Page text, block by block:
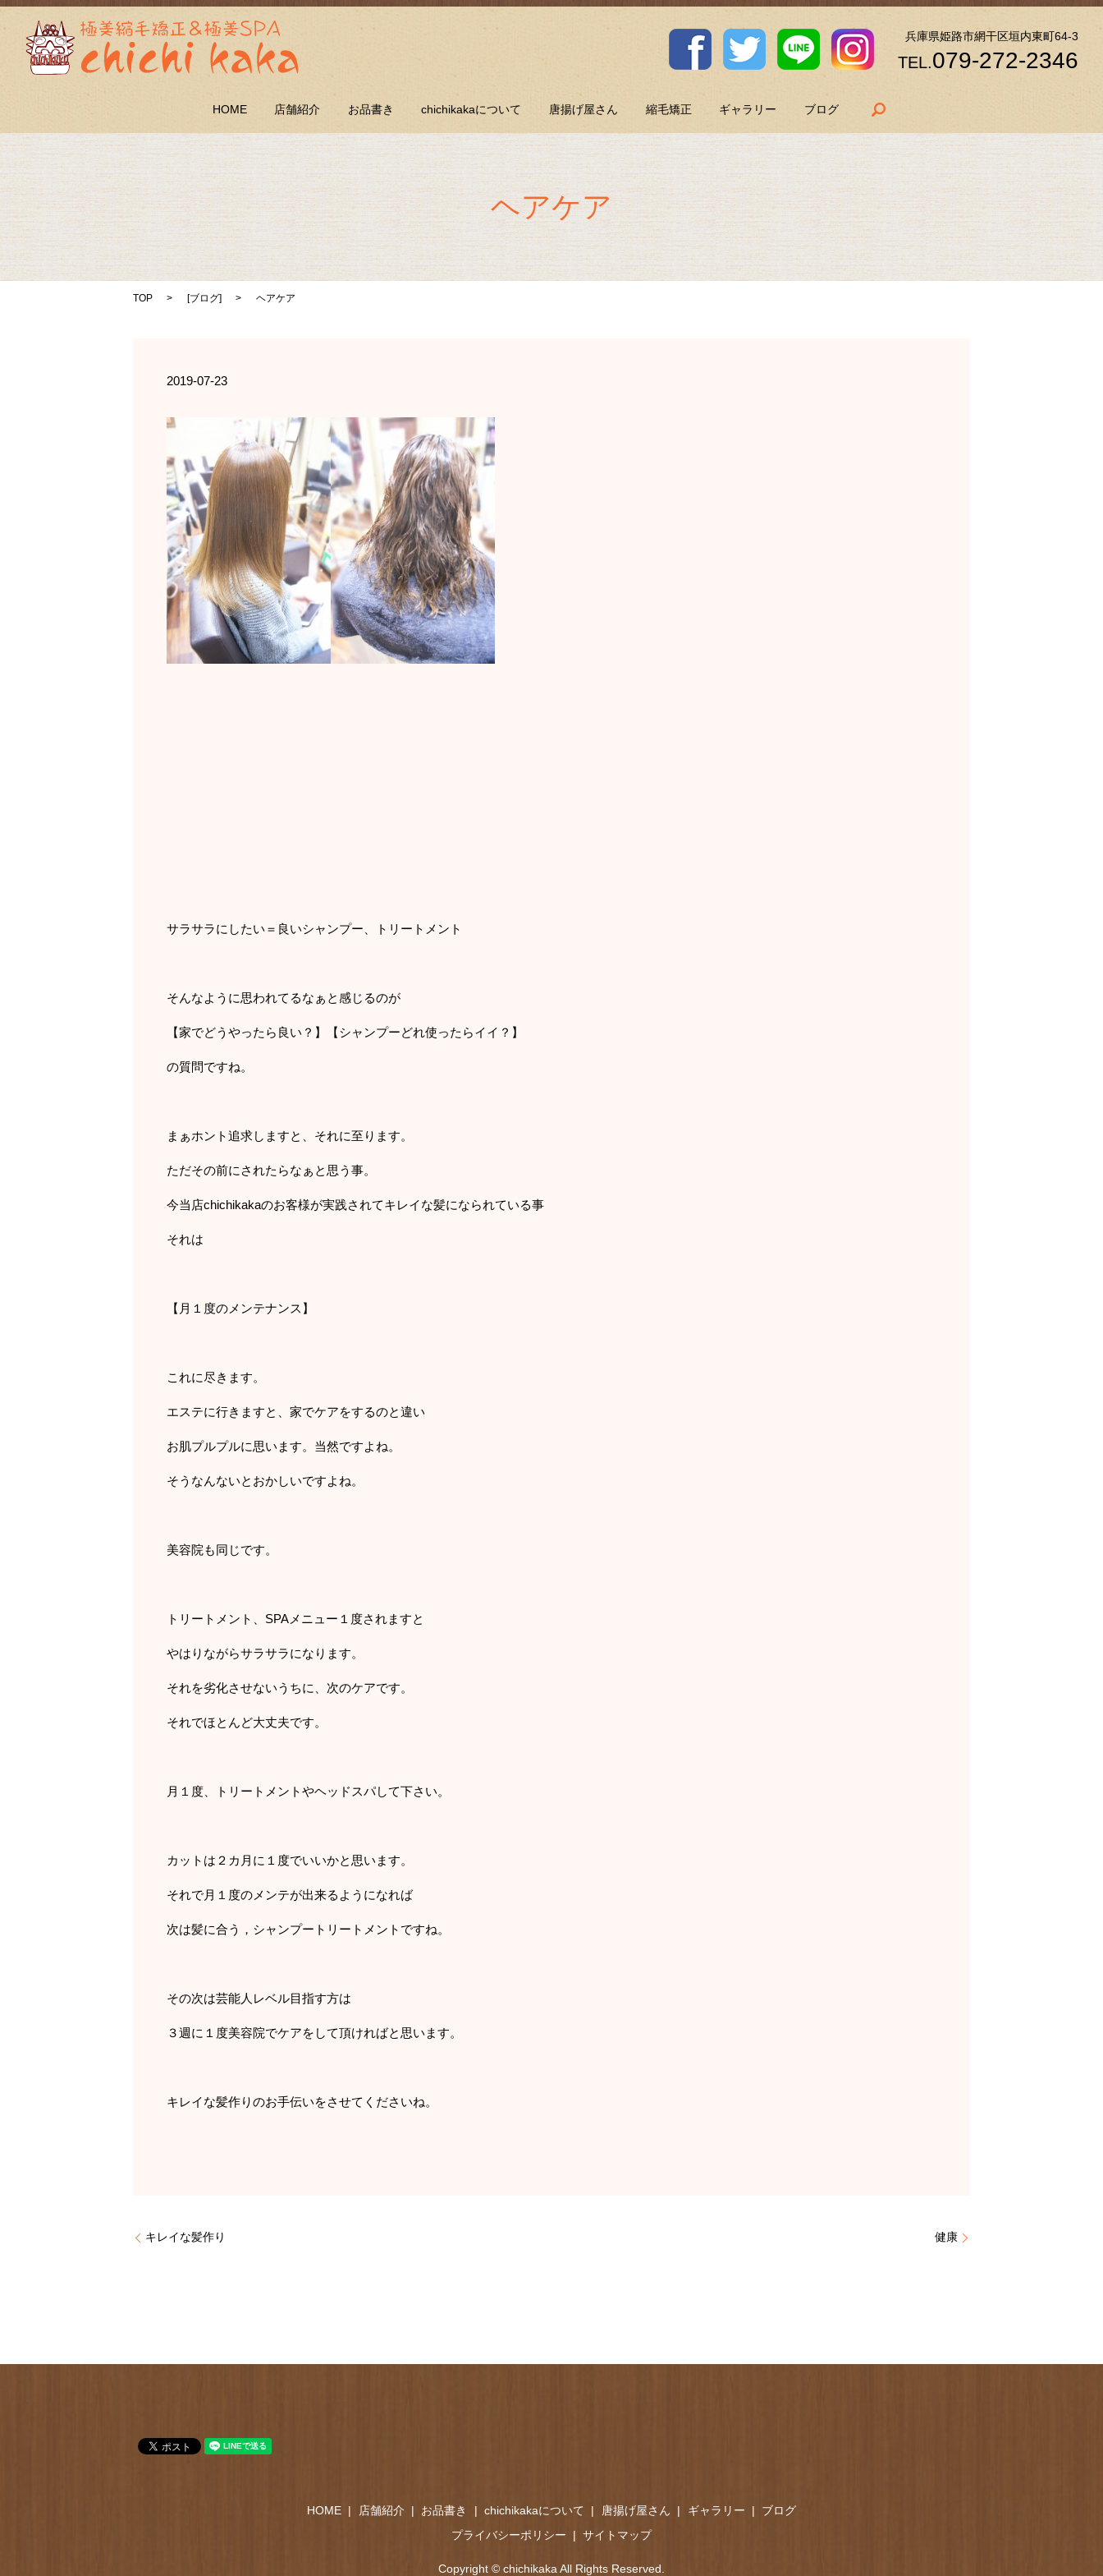
兵庫県姫路市網干区垣内東町64-3
TEL.079-272-2346
HOME 店舗紹介 お品書き chichikakaについて 唐揚げ屋さん 縮毛矯正 ギャラリー ブログ
ヘアケア
TOP [ブログ] ヘアケア
2019-07-23
サラサラにしたい＝良いシャンプー、トリートメント
そんなように思われてるなぁと感じるのが
【家でどうやったら良い？】【シャンプーどれ使ったらイイ？】
の質問ですね。
まぁホント追求しますと、それに至ります。
ただその前にされたらなぁと思う事。
今当店chichikakaのお客様が実践されてキレイな髪になられている事
それは
【月１度のメンテナンス】
これに尽きます。
エステに行きますと、家でケアをするのと違い
お肌プルプルに思います。当然ですよね。
そうなんないとおかしいですよね。
美容院も同じです。
トリートメント、SPAメニュー１度されますと
やはりながらサラサラになります。
それを劣化させないうちに、次のケアです。
それでほとんど大丈夫です。
月１度、トリートメントやヘッドスパして下さい。
カットは２カ月に１度でいいかと思います。
それで月１度のメンテが出来るようになれば
次は髪に合う，シャンプートリートメントですね。
その次は芸能人レベル目指す方は
３週に１度美容院でケアをして頂ければと思います。
キレイな髪作りのお手伝いをさせてくださいね。
キレイな髪作り 健康
HOME 店舗紹介 お品書き chichikakaについて 唐揚げ屋さん ギャラリー
ブログ
プライバシーポリシー
サイトマップ
Copyright © chichikaka All Rights Reserved.